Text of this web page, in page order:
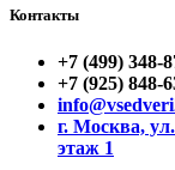
Контакты
+7 (499) 348-
+7 (925) 848-
г. Москва,
этаж 1